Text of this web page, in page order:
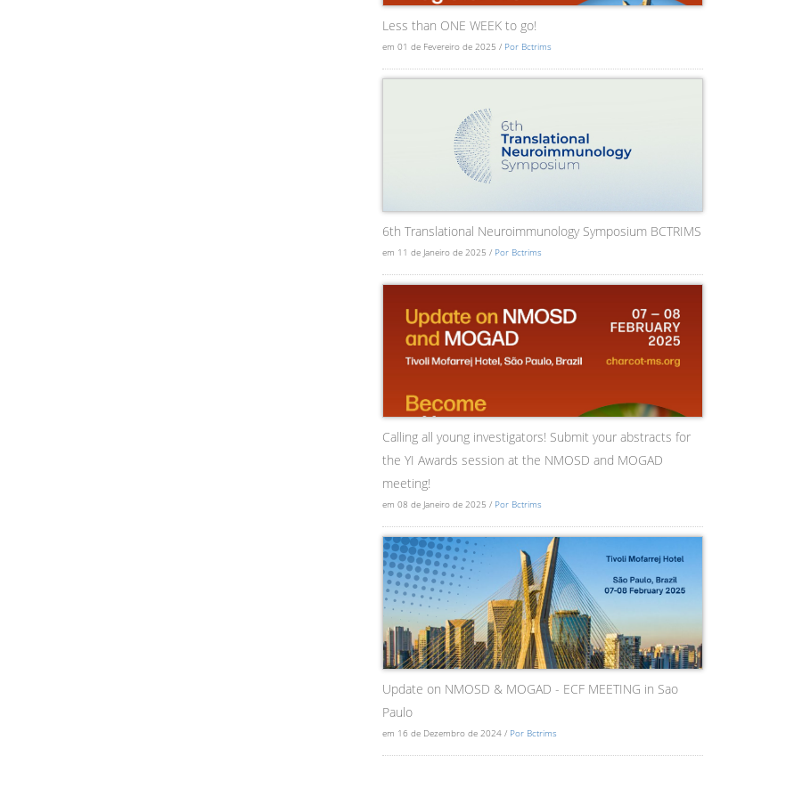
Less than ONE WEEK to go!
em 01 de Fevereiro de 2025 / Por Bctrims
6th Translational Neuroimmunology Symposium BCTRIMS
em 11 de Janeiro de 2025 / Por Bctrims
Calling all young investigators! Submit your abstracts for
the YI Awards session at the NMOSD and MOGAD
meeting!
em 08 de Janeiro de 2025 / Por Bctrims
Update on NMOSD & MOGAD - ECF MEETING in Sao
Paulo
em 16 de Dezembro de 2024 / Por Bctrims